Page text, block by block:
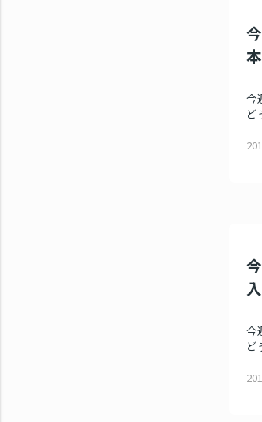
今
ど
今
ど